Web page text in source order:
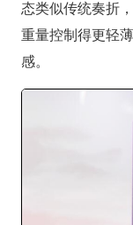
态类似传统奏折
重量控制得更轻
感。